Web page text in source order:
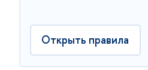
Открыть правила